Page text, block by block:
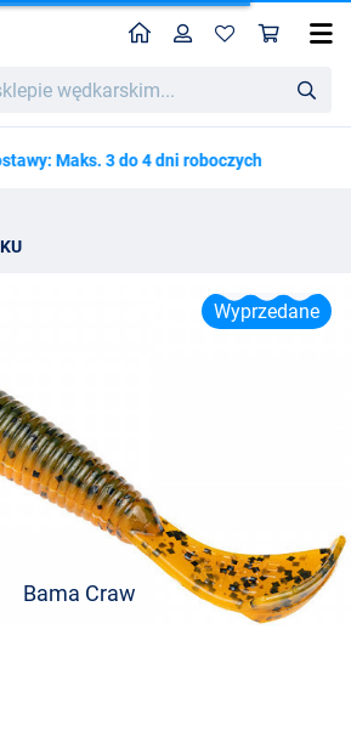
HomeProfil
Maks. 3 do 4 dni roboczych
Strike King Rage Ned Cut-R Worm 7,5cm, 6 sztuk!
19.59
Bama Craw
Wyprzedane